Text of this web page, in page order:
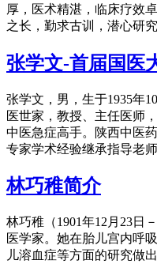
厚，医术精湛，临床疗效
之长，勤求古训，潜心研
张学文-首届国医
张学文，男，生于1935年
医世家，教授、主任医师
中医急症高手。陕西中医
专家学术经验继承指导老
林巧稚简介
林巧稚（1901年12月23日
医学家。她在胎儿宫内呼
儿溶血症等方面的研究做